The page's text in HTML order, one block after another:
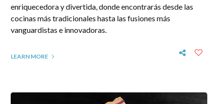
enriquecedora y divertida, donde encontrarás desde las
cocinas más tradicionales hasta las fusiones más
vanguardistas e innovadoras.
LEARN MORE